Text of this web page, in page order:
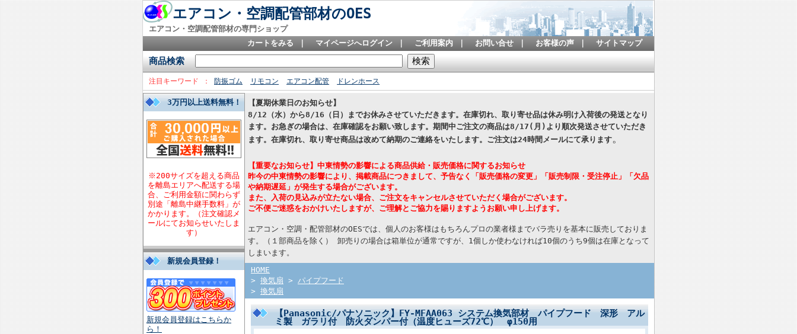
エアコン・空調配管部材のOES
エアコン・空調配管部材の専門ショップ
カートをみる
マイページへログイン ご利用案内 お問い合せ お客様の声 サイトマップ
商品検索
注目キーワード 防振ゴム リモコン エアコン配管 ドレンホース
3万円以上送料無料！
※200サイズを超える商品
を離島エリアへ配送する場
合、ご利用金額に関わらず
別途「離島中継手数料」が
かかります。（注文確認メ
ールにてお知らせいたしま
す）
新規会員登録！
新規会員登録はこちらか
ら！
【夏期休業日のお知らせ】
8/12（水）から8/16（日）までお休みさせていただきます。在庫切れ、取り寄せ品は休み明け入荷後の発送となり
ます。お急ぎの場合は、在庫確認をお願い致します。期間中ご注文の商品は8/17(月)より順次発送させていただき
ます。在庫切れ、取り寄せ商品は改めて納期のご連絡をいたします。 ご注文は24時間メールにて承ります。
【重要なお知らせ】中東情勢の影響による商品供給・販売価格に関するお知らせ
昨今の中東情勢の影響により、掲載商品につきまして、予告なく「販売価格の変更」「販売制限・受注停止」「欠品
や納期遅延」が発生する場合がございます。
また、入荷の見込みが立たない場合、ご注文をキャンセルさせていただく場合がございます。
ご不便ご迷惑をおかけいたしますが、ご理解とご協力を賜りますようお願い申し上げます。
エアコン・空調・配管部材のOESでは、個人のお客様はもちろんプロの業者様までバラ売りを基本に販売しておりま
す。（１部商品を除く） 卸売りの場合は箱単位が通常ですが、1個しか使わなければ10個のうち9個は在庫となって
しまいます。
HOME
> 換気扇 > パイプフード
> 換気扇
【Panasonic/パナソニック】FY-MFAA063 システム換気部材 パイプフード 深形 アル
ミ製 ガラリ付 防火ダンパー付（温度ヒューズ72℃） φ150用